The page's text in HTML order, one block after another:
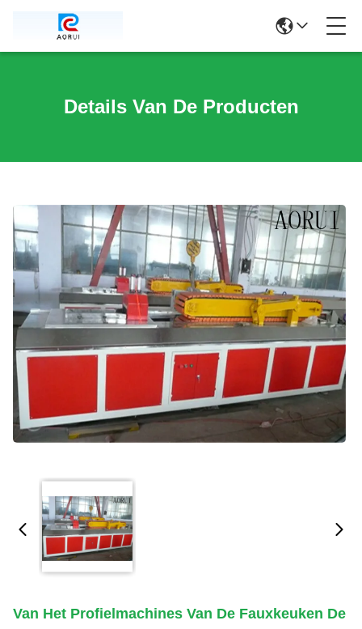
Details Van De Producten
Van Het Profielmachines Van De Fauxkeuken De